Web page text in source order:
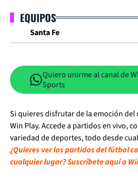
EQUIPOS
Santa Fe
Quiero unirme al canal de
Sports
Si quieres disfrutar de la emoción del
Win Play. Accede a partidos en vivo,
variedad de deportes, todo desde
¿Quieres ver los partidos del fútbol
cualquier lugar? Suscríbete aquí a